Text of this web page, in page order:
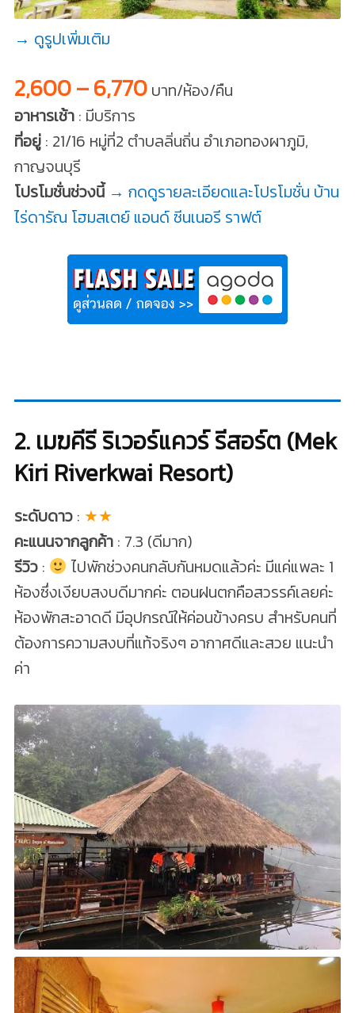
→ ดูรูปเพิ่มเติม
2,600 – 6,770บาท/ห้อง/คืน
อาหารเช้า: มีบริการ
ที่อยู่: 21/16 หมู่ที่2 ตำบลลิ่นถิ่น อำเภอทองผาภูมิ,
กาญจนบุรี
โปรโมชั่นช่วงนี้ → กดดูรายละเอียดและโปรโมชั่น บ้าน
ไร่ดารัณ โฮมสเตย์ แอนด์ ซีนเนอรี ราฟต์
2. เมฆคีรี ริเวอร์แควร์ รีสอร์ต (Mek
Kiri Riverkwai Resort)
ระดับดาว: ★★
คะแนนจากลูกค้า: 7.3 (ดีมาก)
รีวิว:
ไปพักช่วงคนกลับกันหมดแล้วค่ะ มีแค่แพละ 1
ห้องซึ่งเงียบสงบดีมากค่ะ ตอนฝนตกคือสวรรค์เลยค่ะ
ห้องพักสะอาดดี มีอุปกรณ์ให้ค่อนข้างครบ สำหรับคนที่
ต้องการความสงบที่แท้จริงๆ อากาศดีและสวย แนะนำ
ค่า